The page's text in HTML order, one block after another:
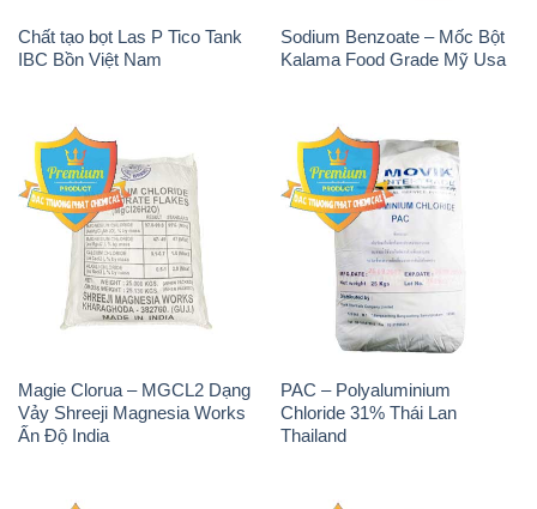
Chất tạo bọt Las P Tico Tank
IBC Bồn Việt Nam
Sodium Benzoate – Mốc Bột
Kalama Food Grade Mỹ Usa
Magie Clorua – MGCL2 Dạng
Vảy Shreeji Magnesia Works
Ấn Độ India
PAC – Polyaluminium
Chloride 31% Thái Lan
Thailand